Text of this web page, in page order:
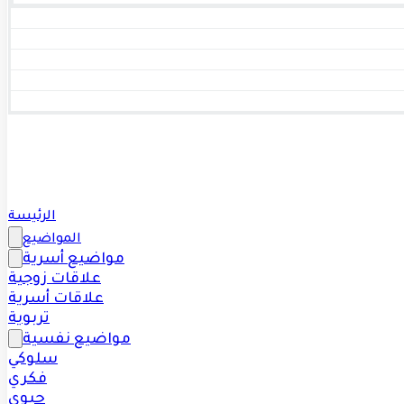
الرئيسة
المواضيع
مواضيع أسرية
علاقات زوجية
علاقات أسرية
تربوية
مواضيع نفسية
سلوكي
فكري
حيوي